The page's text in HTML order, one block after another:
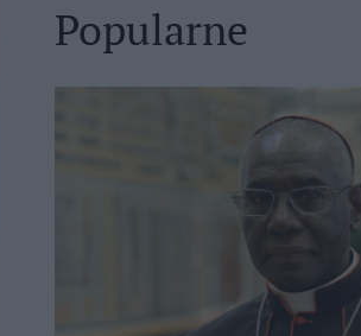
Popularne